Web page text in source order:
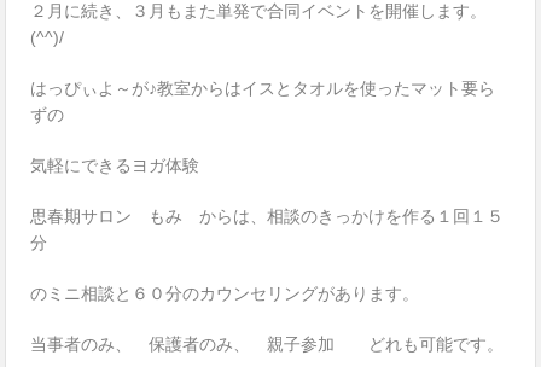
２月に続き、３月もまた単発で合同イベントを開催します。
(^^)/
はっぴぃよ～が♪教室からはイスとタオルを使ったマット要ら
ずの
気軽にできるヨガ体験
思春期サロン もみ からは、相談のきっかけを作る１回１５
分
のミニ相談と６０分のカウンセリングがあります。
当事者のみ、 保護者のみ、 親子参加 どれも可能です。